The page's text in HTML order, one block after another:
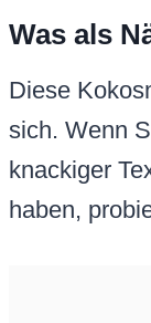
Was als
Diese
sich. Wenn
knackiger
haben,